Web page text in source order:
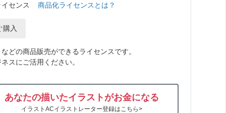
センス 商品化ライセンスとは？
購入
どの商品販売ができるライセンスです。
スにご活用ください。
あなたの描いたイラストがお金になる
イラストACイラストレーター登録はこちら>